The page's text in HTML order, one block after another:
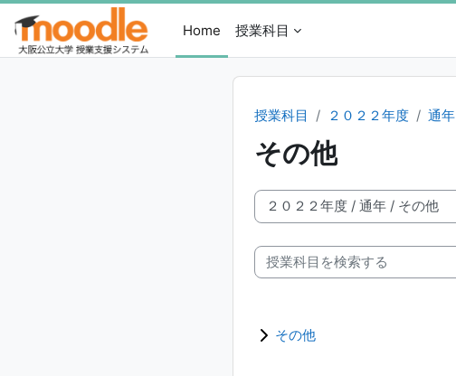
メインコンテンツへスキップする
Home
授業科目
授業科目 ２０２２年度 通年
その他
授業科目カテゴリ
授業科目を検索する
その他